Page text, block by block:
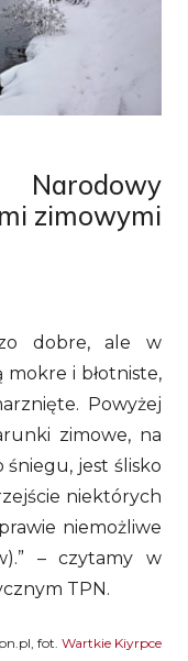
zimowymi
dobre, ale w
mokre i błotniste,
Powyżej
zimowe, na
śniegu, jest ślisko
niektórych
niemożliwe
– czytamy w
TPN.
fot. Wartkie Kiyrpce